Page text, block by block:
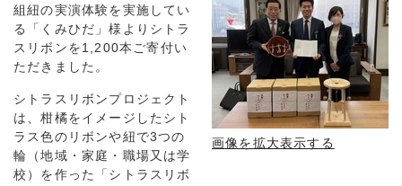
画像を拡大表示する
組紐の実演体験を実施してい
る「くみひだ」様よりシトラ
スリボンを1,200本ご寄付い
ただきました。
シトラスリボンプロジェクト
は、柑橘をイメージしたシト
ラス色のリボンや紐で3つの
輪（地域・家庭・職場又は学
校）を作った「シトラスリボ